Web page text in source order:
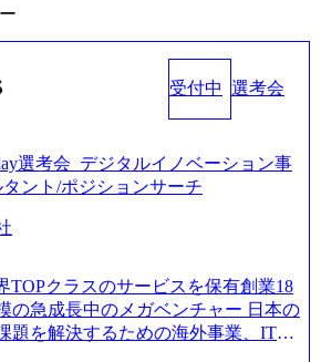
受付中 選考会
選考会_デジタルイノベーション事
ント/ポジションサーチ
TOPクラスのサービスを保有創業18
の急成長中のメガベンチャー 日本の
題を解決するための海外事業、IT事